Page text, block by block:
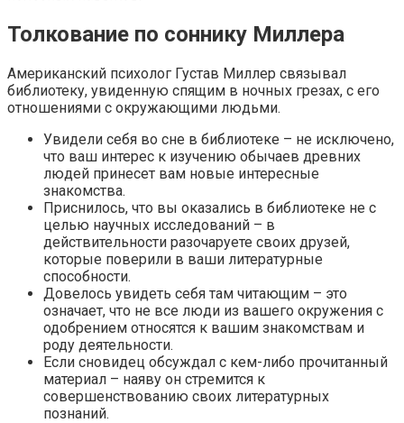
Толкование по соннику Миллера
Американский психолог Густав Миллер связывал
библиотеку, увиденную спящим в ночных грезах, с его
отношениями с окружающими людьми.
Увидели себя во сне в библиотеке – не исключено,
что ваш интерес к изучению обычаев древних
людей принесет вам новые интересные
знакомства.
Приснилось, что вы оказались в библиотеке не с
целью научных исследований – в
действительности разочаруете своих друзей,
которые поверили в ваши литературные
способности.
Довелось увидеть себя там читающим – это
означает, что не все люди из вашего окружения с
одобрением относятся к вашим знакомствам и
роду деятельности.
Если сновидец обсуждал с кем-либо прочитанный
материал – наяву он стремится к
совершенствованию своих литературных
познаний.